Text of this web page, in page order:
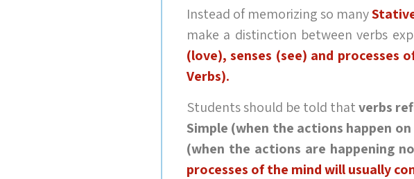
Instead of memorizing so many
make a distinction between verbs
(love), senses (see) and
Verbs).
Students should be told thatverbs
Simple (when the actions happen
(when the actions are happening
processes of the mind will usually